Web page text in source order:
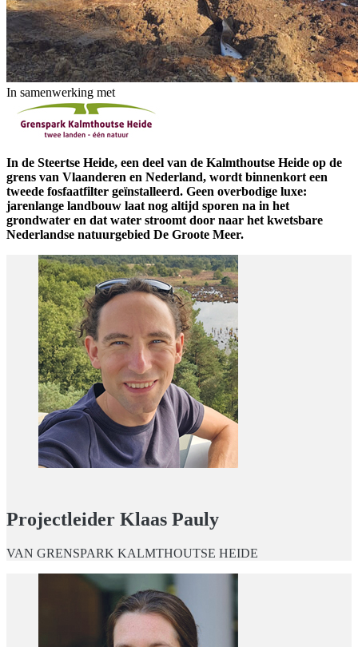
In samenwerking met
In de Steertse Heide, een deel van de Kalmthoutse Heide op de
grens van Vlaanderen en Nederland, wordt binnenkort een
tweede fosfaatfilter geïnstalleerd. Geen overbodige luxe:
jarenlange landbouw laat nog altijd sporen na in het
grondwater en dat water stroomt door naar het kwetsbare
Nederlandse natuurgebied De Groote Meer.
Projectleider Klaas Pauly
VAN GRENSPARK KALMTHOUTSE HEIDE